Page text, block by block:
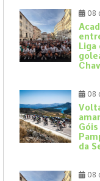
08
Liga
08
da
08